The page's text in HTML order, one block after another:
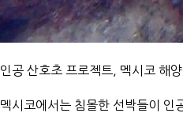
인공 산호초 프로젝트, 멕시코 해
멕시코에서는 침몰한 선박들이 인